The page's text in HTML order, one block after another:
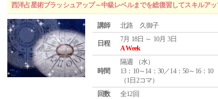
西洋占星術ブラッシュアップ～中級レベルまでを総復習してスキルア
講師 北路 久御子
日程
7月 18日 ～ 10月 3日
A Week
時間
隔週 （水）
13：10～14：30／14：50～16：10
（1日2コマ）
回数
全12回